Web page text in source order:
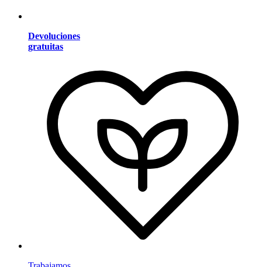
Devoluciones
gratuitas